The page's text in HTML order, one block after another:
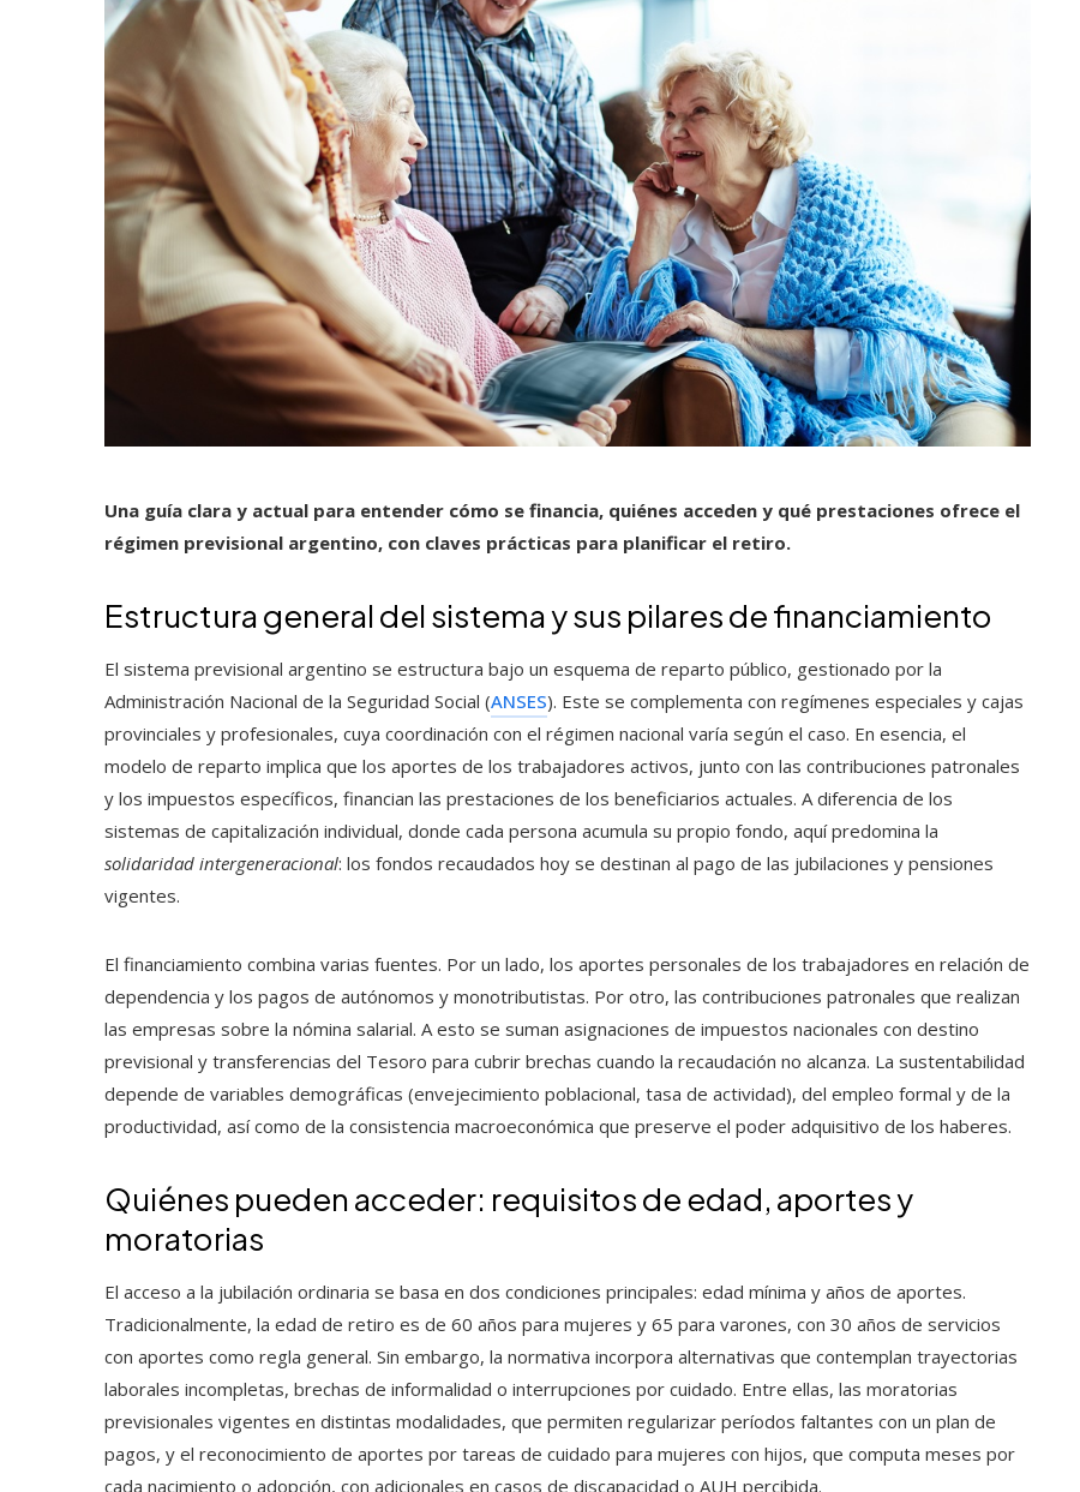
Una guía clara y actual para entender cómo se financia, quiénes acceden y qué prestaciones ofrece el
régimen previsional argentino, con claves prácticas para planificar el retiro.
Estructura general del sistema y sus pilares de financiamiento
El sistema previsional argentino se estructura bajo un esquema de reparto público, gestionado por la
Administración Nacional de la Seguridad Social (ANSES). Este se complementa con regímenes especiales y cajas
provinciales y profesionales, cuya coordinación con el régimen nacional varía según el caso. En esencia, el
modelo de reparto implica que los aportes de los trabajadores activos, junto con las contribuciones patronales
y los impuestos específicos, financian las prestaciones de los beneficiarios actuales. A diferencia de los
sistemas de capitalización individual, donde cada persona acumula su propio fondo, aquí predomina la
solidaridad intergeneracional: los fondos recaudados hoy se destinan al pago de las jubilaciones y pensiones
vigentes.
El financiamiento combina varias fuentes. Por un lado, los aportes personales de los trabajadores en relación de
dependencia y los pagos de autónomos y monotributistas. Por otro, las contribuciones patronales que realizan
las empresas sobre la nómina salarial. A esto se suman asignaciones de impuestos nacionales con destino
previsional y transferencias del Tesoro para cubrir brechas cuando la recaudación no alcanza. La sustentabilidad
depende de variables demográficas (envejecimiento poblacional, tasa de actividad), del empleo formal y de la
productividad, así como de la consistencia macroeconómica que preserve el poder adquisitivo de los haberes.
Quiénes pueden acceder: requisitos de edad, aportes y
moratorias
El acceso a la jubilación ordinaria se basa en dos condiciones principales: edad mínima y años de aportes.
Tradicionalmente, la edad de retiro es de 60 años para mujeres y 65 para varones, con 30 años de servicios
con aportes como regla general. Sin embargo, la normativa incorpora alternativas que contemplan trayectorias
laborales incompletas, brechas de informalidad o interrupciones por cuidado. Entre ellas, las moratorias
previsionales vigentes en distintas modalidades, que permiten regularizar períodos faltantes con un plan de
pagos, y el reconocimiento de aportes por tareas de cuidado para mujeres con hijos, que computa meses por
cada nacimiento o adopción, con adicionales en casos de discapacidad o AUH percibida.